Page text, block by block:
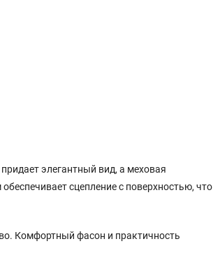
элегантный вид, а меховая
сцепление с поверхностью, что
Комфортный фасон и практичность